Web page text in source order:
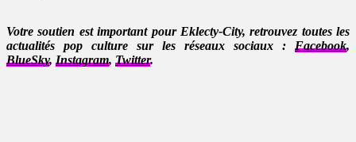
Votre soutien est important pour Eklecty-City, retrouvez toutes les
actualités pop culture sur les réseaux sociaux : Facebook,
BlueSky, Instagram, Twitter.